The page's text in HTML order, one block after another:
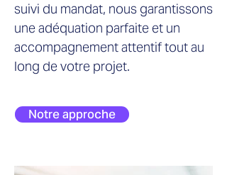
suivi du mandat, nous garantissons
une adéquation parfaite et un
accompagnement attentif tout au
long de votre projet.
Notre approche